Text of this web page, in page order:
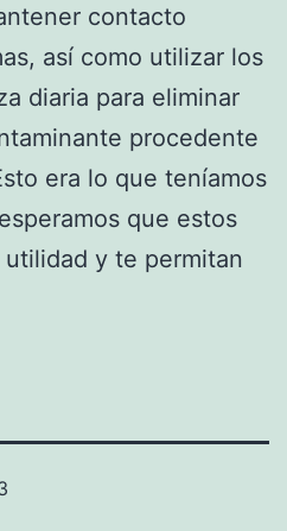
contacto
así como utilizar los
diaria para eliminar
procedente
era lo que teníamos
que estos
y te permitan